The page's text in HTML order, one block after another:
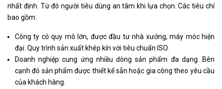
nhất định. Từ đó người tiêu dùng an tâm khi lựa chọn. Các tiêu chí
bao gồm:
Công ty có quy mô lớn, được đầu tư nhà xưởng, máy móc hiện
đại. Quy trình sản xuất khép kín với tiêu chuẩn ISO.
Doanh nghiệp cung ứng nhiều dòng sản phẩm đa dạng. Bên
cạnh đó sản phẩm được thiết kế sẵn hoặc gia công theo yêu cầu
của khách hàng.